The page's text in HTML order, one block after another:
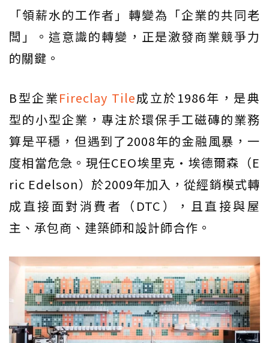
「領薪水的工作者」轉變為「企業的共同老
闆」。這意識的轉變，正是激發商業競爭力
的關鍵。
B型企業Fireclay Tile成立於1986年，是典
型的小型企業，專注於環保手工磁磚的業務
算是平穩，但遇到了2008年的金融風暴，一
度相當危急。現任CEO埃里克·埃德爾森（E
ric Edelson）於2009年加入，從經銷模式轉
成直接面對消費者（DTC），且直接與屋
主、承包商、建築師和設計師合作。